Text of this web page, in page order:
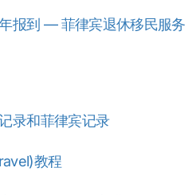
报到 — 菲律宾退休移民服务
录和菲律宾记录
教程